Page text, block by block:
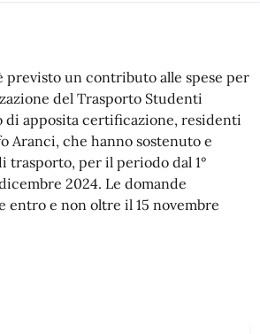
previsto un contributo alle spese per
del Trasporto Studenti
di apposita certificazione, residenti
Aranci, che hanno sostenuto e
trasporto, per il periodo dal 1°
2024. Le domande
entro e non oltre il 15 novembre